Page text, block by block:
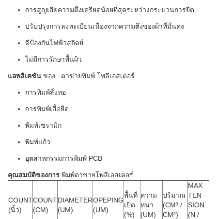
การสูญเสียความตึงเครียดน้อยที่สุดระหว่างกระบวนการยืด
ปรับปรุงการลงทะเบียนเนื่องจากความตึงของผ้าที่มั่นคง
ดีป้องกันไฟฟ้าสถิตย์
ไม่มีการรักษาพื้นผิว
แอพลิเคชัน ของ ตาข่ายพิมพ์ โพลีเอสเตอร์
การพิมพ์สิ่งทอ
การพิมพ์เสื้อยืด
พิมพ์เซรามิก
พิมพ์แก้ว
อุตสาหกรรมการพิมพ์ PCB
คุณสมบัติของการ พิมพ์ตาข่ายโพลีเอสเตอร์
COUNT
(นิ้ว)
COUNT
(CM)
DIAMETER
(UM)
OPEPING
(UM)
พื้นที่
เปิด
(%)
ความ
หนา
(UM)
ปริมาณ
(CM³ /
CM²)
MAX
TEN
SION
(N /